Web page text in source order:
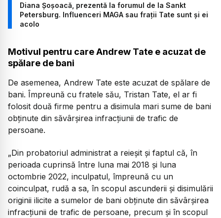
Diana Șoșoacă, prezentă la forumul de la Sankt
Petersburg. Influenceri MAGA sau frații Tate sunt și ei
acolo
Motivul pentru care Andrew Tate e acuzat de
spălare de bani
De asemenea, Andrew Tate este acuzat de spălare de
bani. Împreună cu fratele său, Tristan Tate, el ar fi
folosit două firme pentru a disimula mari sume de bani
obținute din săvârșirea infracțiunii de trafic de
persoane.
„Din probatoriul administrat a reieșit și faptul că, în
perioada cuprinsă între luna mai 2018 și luna
octombrie 2022, inculpatul, împreună cu un
coinculpat, rudă a sa, în scopul ascunderii și disimulării
originii ilicite a sumelor de bani obținute din săvârșirea
infracțiunii de trafic de persoane, precum și în scopul